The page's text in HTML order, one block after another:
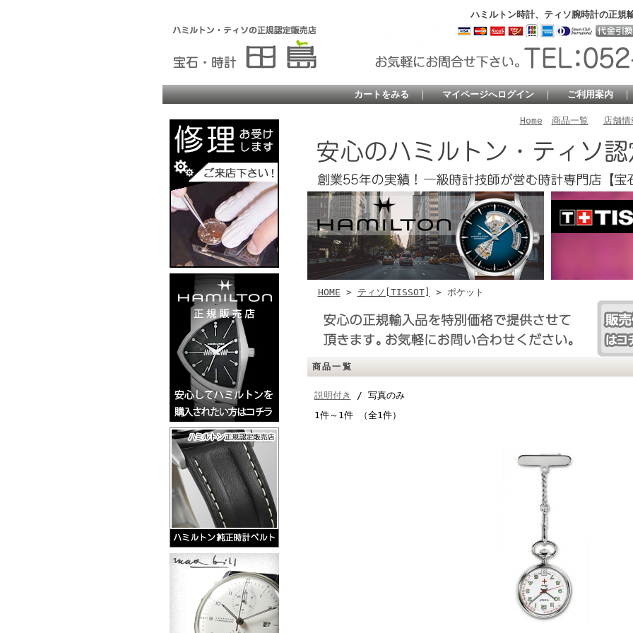
ハミルトン時計、ティソ腕時計の正
カートをみる ｜ マイページへログイン ｜ ご利用案内
Home 商品一覧 店舗情
HOME > ティソ[TISSOT] > ポケット
商品一覧
説明付き
/ 写真のみ
1件～1件 （全1件）